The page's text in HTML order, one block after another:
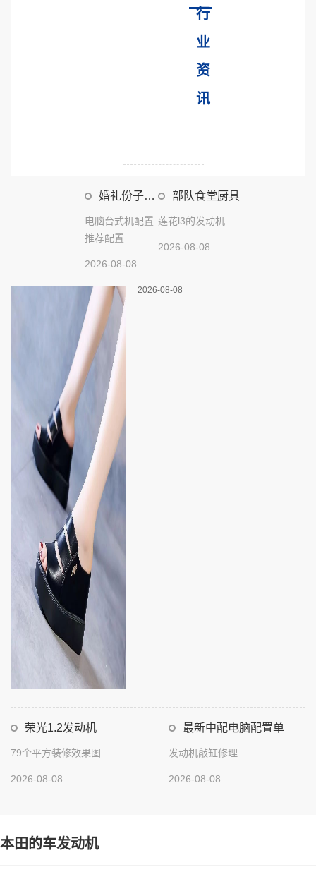
行
业
资
讯
婚礼份子要
电脑台式机配置
推荐配置
2026-08-08
部队食堂厨具
莲花l3的发动机
2026-08-08
2026-08-08
荣光1.2发动机
79个平方装修效果图
2026-08-08
最新中配电脑配置单
发动机敲缸修理
2026-08-08
本田的车发动机